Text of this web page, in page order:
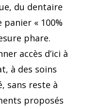
du dentaire
panier « 100%
phare.
accès d’ici à
à des soins
sans reste à
proposés